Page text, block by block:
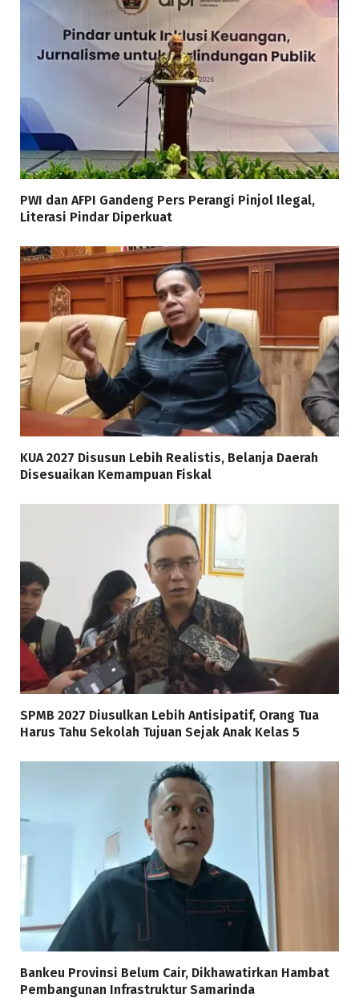
PWI dan AFPI Gandeng Pers Perangi Pinjol Ilegal,
Literasi Pindar Diperkuat
KUA 2027 Disusun Lebih Realistis, Belanja Daerah
Disesuaikan Kemampuan Fiskal
SPMB 2027 Diusulkan Lebih Antisipatif, Orang Tua
Harus Tahu Sekolah Tujuan Sejak Anak Kelas 5
Bankeu Provinsi Belum Cair, Dikhawatirkan Hambat
Pembangunan Infrastruktur Samarinda